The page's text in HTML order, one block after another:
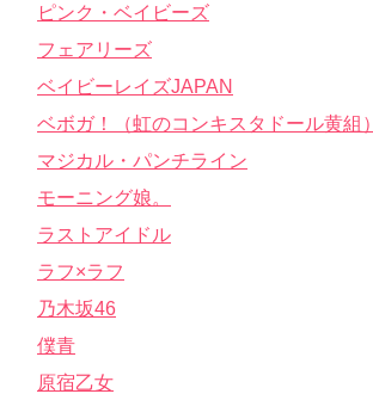
ピンク・ベイビーズ
フェアリーズ
ベイビーレイズJAPAN
ベボガ！（虹のコンキスタドール黄組）
マジカル・パンチライン
モーニング娘。
ラストアイドル
ラフ×ラフ
乃木坂46
僕青
原宿乙女